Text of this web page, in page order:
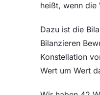
heißt, wenn die
Dazu ist die
Bilanzieren
Konstellation
Wert um Wert